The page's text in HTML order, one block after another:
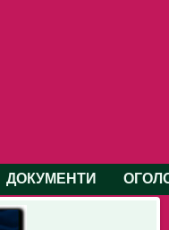
ДОКУМЕНТИ